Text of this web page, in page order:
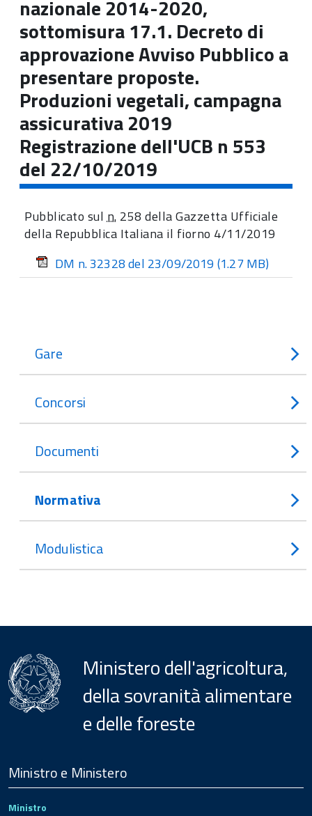
nazionale 2014-2020,
sottomisura 17.1. Decreto di
approvazione Avviso Pubblico a
presentare proposte.
Produzioni vegetali, campagna
assicurativa 2019
Registrazione dell'UCB n 553
del 22/10/2019
Pubblicato suln. 258 della Gazzetta Ufficiale
della Repubblica Italiana il fiorno 4/11/2019
DM n. 32328 del 23/09/2019 (1.27 MB)
Gare
Concorsi
Documenti
Normativa
Modulistica
Ministero dell'agricoltura,
della sovranità alimentare
e delle foreste
Footer
Ministro e Ministero
Ministro